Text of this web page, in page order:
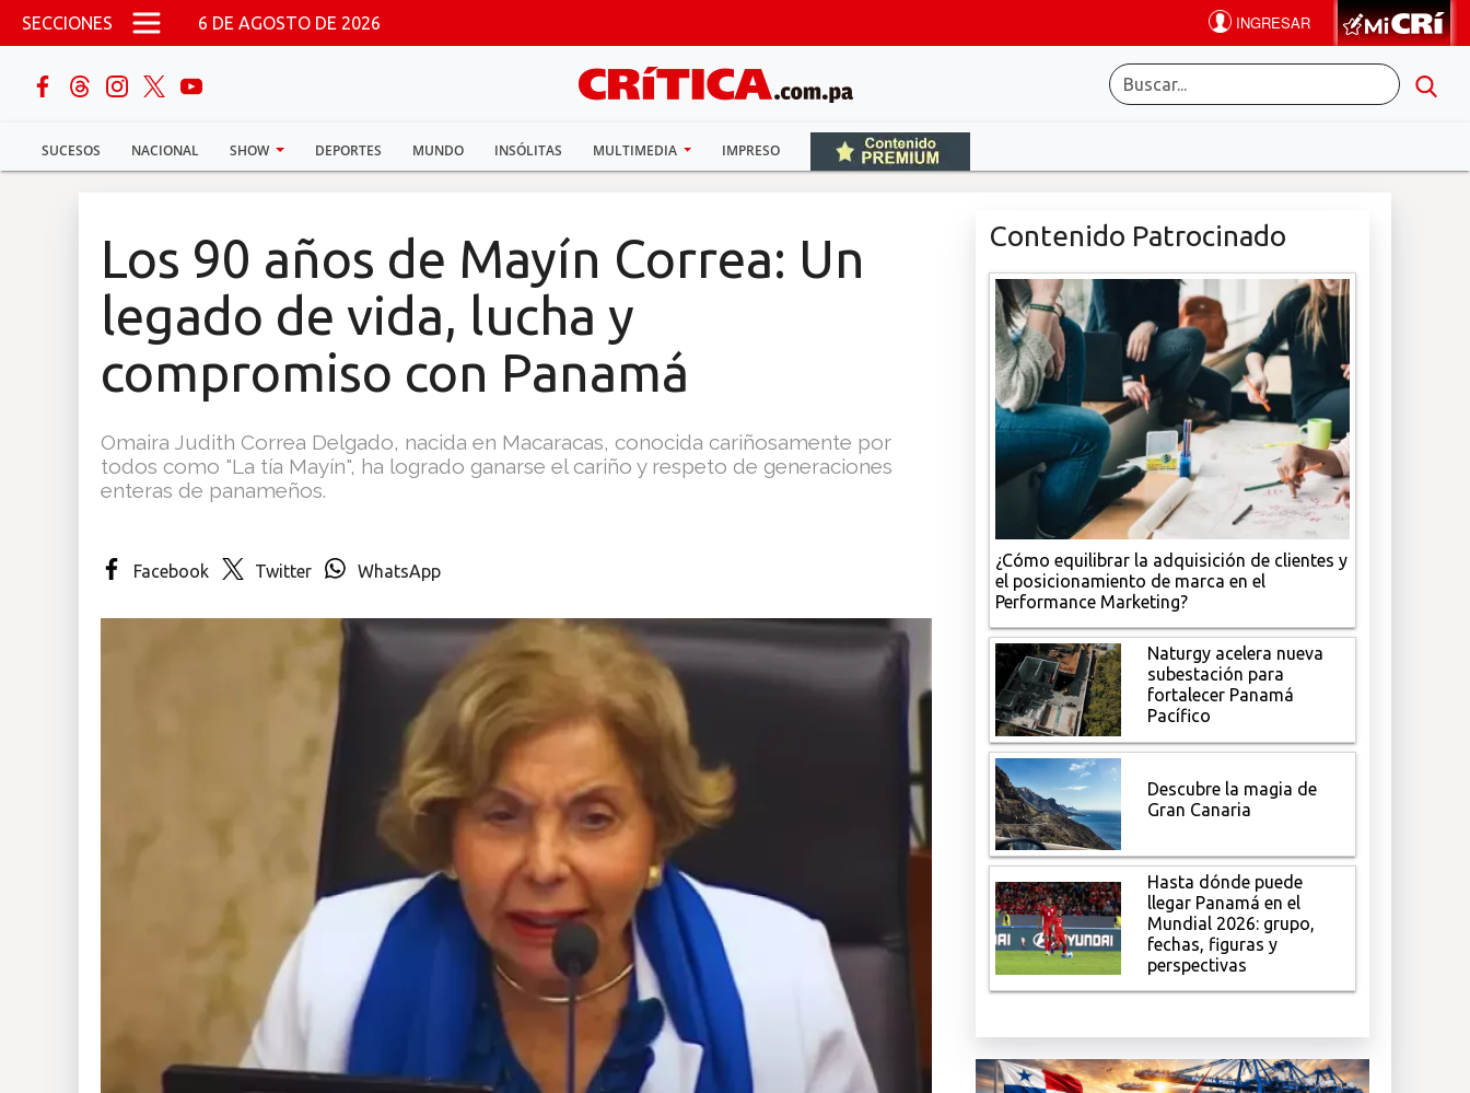
Pasar al contenido principal
SECCIONES 6 DE AGOSTO DE 2026
SUCESOS NACIONAL SHOW DEPORTES MUNDO INSÓLITAS MULTIMEDIA IMPRESO
buscar
Sucesos
Los 90 años de Mayín Correa: Un
legado de vida, lucha y
compromiso con Panamá
Omaira Judith Correa Delgado, nacida en Macaracas, conocida cariñosamente por
todos como "La tía Mayín", ha logrado ganarse el cariño y respeto de generaciones
enteras de panameños.
Facebook Twitter WhatsApp
Contenido Patrocinado
¿Cómo equilibrar la adquisición de clientes y
el posicionamiento de marca en el
Performance Marketing?
Naturgy acelera nueva
subestación para
fortalecer Panamá
Pacífico
Descubre la magia de
Gran Canaria
Hasta dónde puede
llegar Panamá en el
Mundial 2026: grupo,
fechas, figuras y
perspectivas